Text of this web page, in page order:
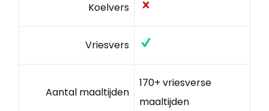
Koelvers
Vriesvers
Aantal maaltijden
170+ vriesverse
maaltijden